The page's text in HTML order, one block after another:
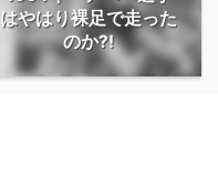
はやはり裸足で走った
のか?!